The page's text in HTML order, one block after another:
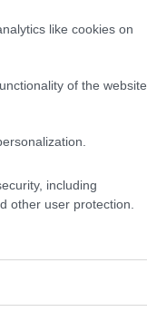
like cookies on
of the website
including
other user protection.